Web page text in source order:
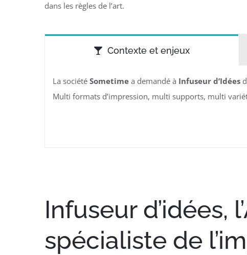
dans les règles de l’art.
Contexte et enjeux
La société Sometime a demandé à Infuseur d’Idées
Multi formats d’impression, multi supports, multi
Infuseur d’idées,
spécialiste de